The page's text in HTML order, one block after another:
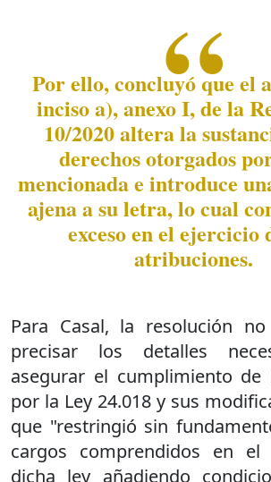
Por ello, concluyó que el
inciso a), anexo I, de la
10/2020 altera la
derechos otorgados
mencionada e introduce
ajena a su letra, lo cual
exceso en el ejercicio
atribuciones.
Para Casal, la resolución
precisar los detalles
asegurar el cumplimiento de
por la Ley 24.018 y sus
que "restringió sin
cargos comprendidos en
dicha ley añadiendo